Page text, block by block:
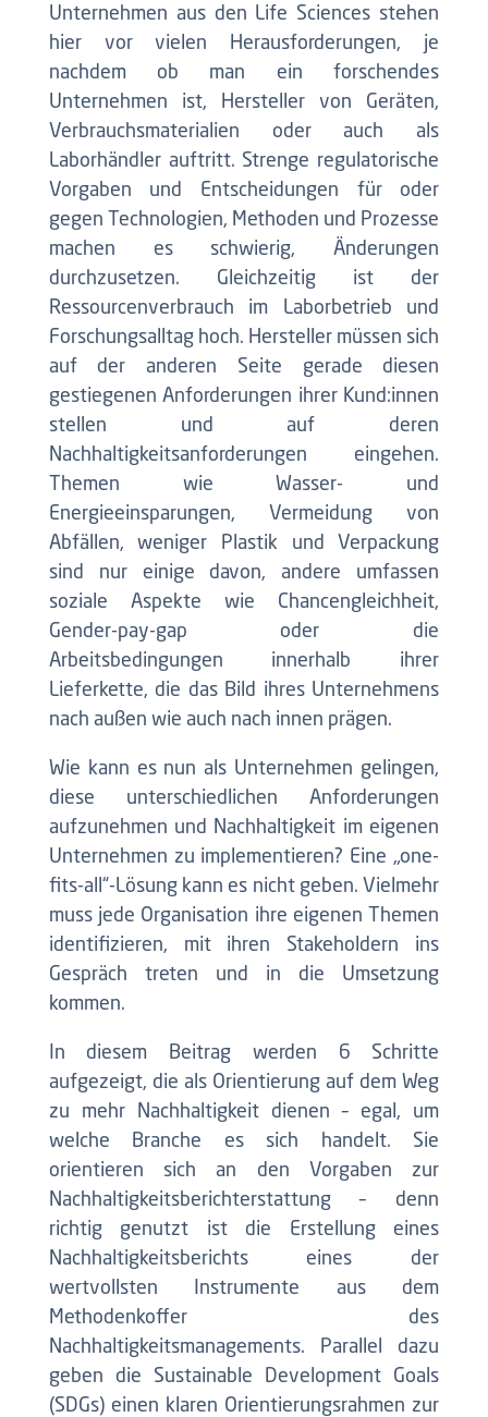
Unternehmen aus den Life Sciences stehen
hier vor vielen Herausforderungen, je
nachdem ob man ein forschendes
Unternehmen ist, Hersteller von Geräten,
Verbrauchsmaterialien oder auch als
Laborhändler auftritt. Strenge regulatorische
Vorgaben und Entscheidungen für oder
gegen Technologien, Methoden und Prozesse
machen es schwierig, Änderungen
durchzusetzen. Gleichzeitig ist der
Ressourcenverbrauch im Laborbetrieb und
Forschungsalltag hoch. Hersteller müssen sich
auf der anderen Seite gerade diesen
gestiegenen Anforderungen ihrer Kund:innen
stellen und auf deren
Nachhaltigkeitsanforderungen eingehen.
Themen wie Wasser- und
Energieeinsparungen, Vermeidung von
Abfällen, weniger Plastik und Verpackung
sind nur einige davon, andere umfassen
soziale Aspekte wie Chancengleichheit,
Gender-pay-gap oder die
Arbeitsbedingungen innerhalb ihrer
Lieferkette, die das Bild ihres Unternehmens
nach außen wie auch nach innen prägen.
Wie kann es nun als Unternehmen gelingen,
diese unterschiedlichen Anforderungen
aufzunehmen und Nachhaltigkeit im eigenen
Unternehmen zu implementieren? Eine „one-
fits-all“-Lösung kann es nicht geben. Vielmehr
muss jede Organisation ihre eigenen Themen
identifizieren, mit ihren Stakeholdern ins
Gespräch treten und in die Umsetzung
kommen.
In diesem Beitrag werden 6 Schritte
aufgezeigt, die als Orientierung auf dem Weg
zu mehr Nachhaltigkeit dienen – egal, um
welche Branche es sich handelt. Sie
orientieren sich an den Vorgaben zur
Nachhaltigkeitsberichterstattung – denn
richtig genutzt ist die Erstellung eines
Nachhaltigkeitsberichts eines der
wertvollsten Instrumente aus dem
Methodenkoffer des
Nachhaltigkeitsmanagements. Parallel dazu
geben die Sustainable Development Goals
(SDGs) einen klaren Orientierungsrahmen zur